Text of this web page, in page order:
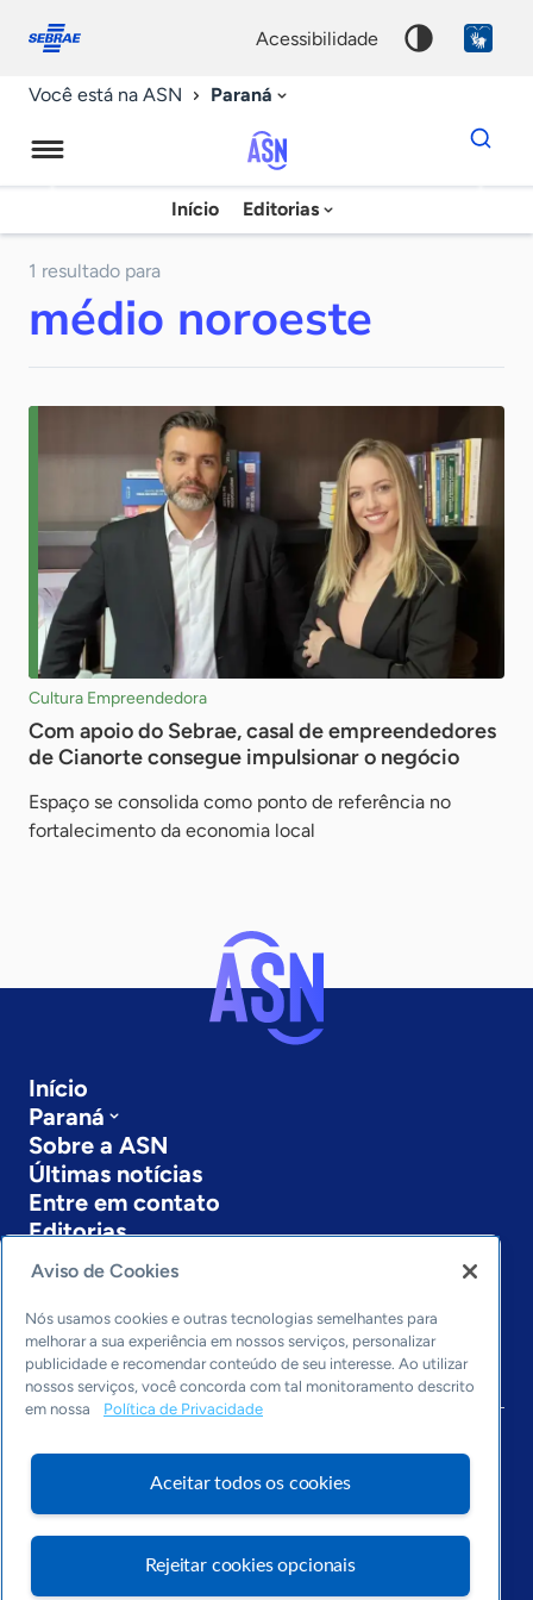
conosco
acessibilidade
Você está na ASN Paraná
Agência
Sebrae
Notícias
Início Editorias
Dados
para
chave
1 resultado para
médio noroeste
Cultura Empreendedora
Com apoio do Sebrae, casal de empreendedores
de Cianorte consegue impulsionar o negócio
Espaço se consolida como ponto de referência no
fortalecimento da economia local
Início
Paraná
Sobre a ASN
Últimas notícias
Entre em contato
Editorias
Economia & Política
Inovação & Tecnologia
Cultura empreendedora
Dados
Arquivo
Aviso de Cookies
Nós usamos cookies e outras tecnologias semelhantes para
melhorar a sua experiência em nossos serviços, personalizar
publicidade e recomendar conteúdo de seu interesse. Ao utilizar
nossos serviços, você concorda com tal monitoramento descrito
em nossa
Política de Privacidade
Aceitar todos os cookies
Rejeitar cookies opcionais